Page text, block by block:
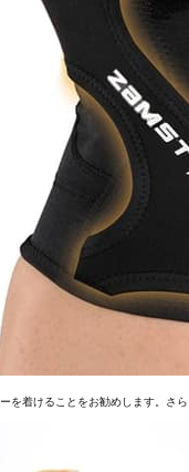
を着けることをお勧めします。さ